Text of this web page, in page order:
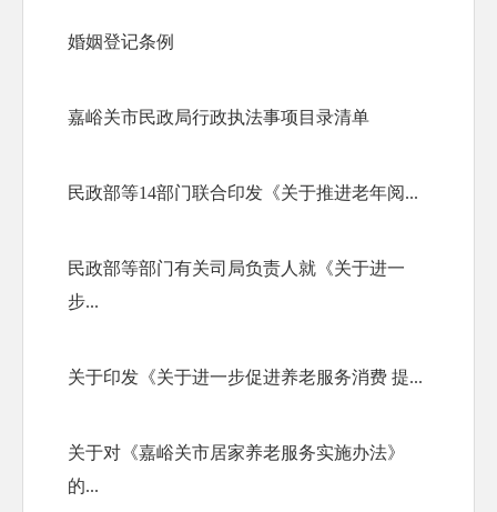
婚姻登记条例
嘉峪关市民政局行政执法事项目录清单
民政部等14部门联合印发《关于推进老年阅...
民政部等部门有关司局负责人就《关于进一
步...
关于印发《关于进一步促进养老服务消费 提...
关于对《嘉峪关市居家养老服务实施办法》
的...